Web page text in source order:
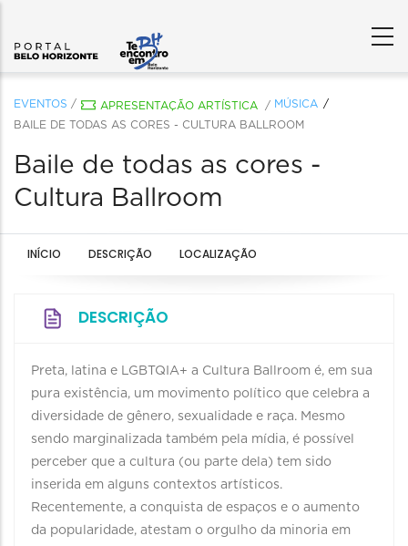
EVENTOS / APRESENTAÇÃO ARTÍSTICA / MÚSICA
BAILE DE TODAS AS CORES - CULTURA BALLROOM
Baile de todas as cores -
Cultura Ballroom
INÍCIO DESCRIÇÃO LOCALIZAÇÃO
DESCRIÇÃO
Preta, latina e LGBTQIA+ a Cultura Ballroom é, em sua
pura existência, um movimento político que celebra a
diversidade de gênero, sexualidade e raça. Mesmo
sendo marginalizada também pela mídia, é possível
perceber que a cultura (ou parte dela) tem sido
inserida em alguns contextos artísticos.
Recentemente, a conquista de espaços e o aumento
da popularidade, atestam o orgulho da minoria em